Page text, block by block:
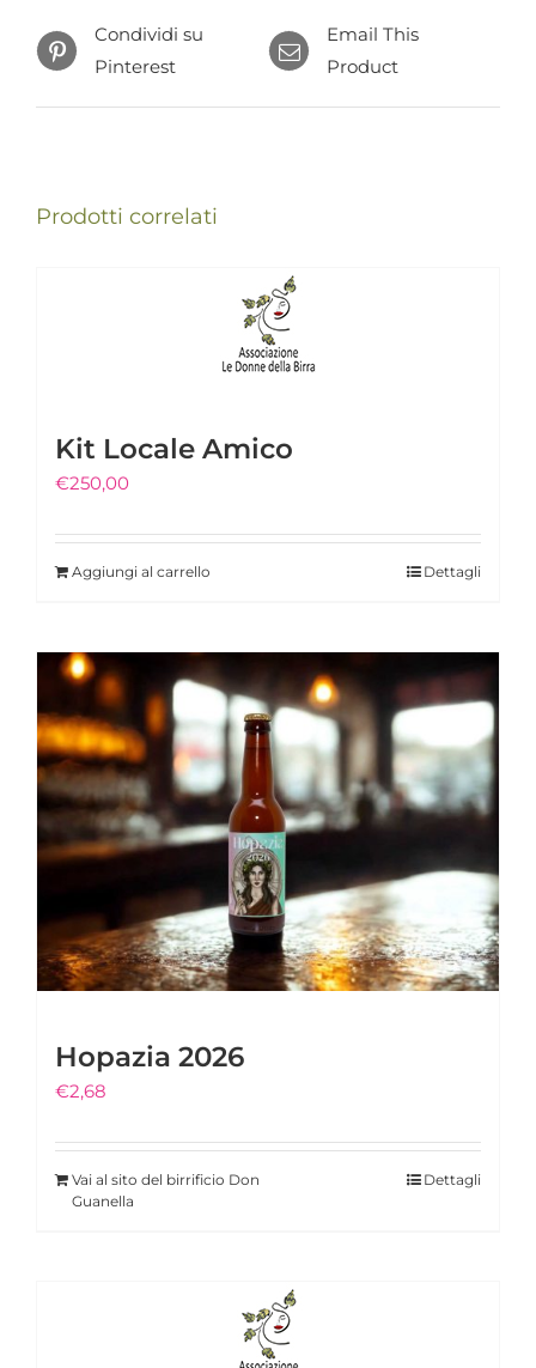
Condividi su
Pinterest
Email This
Product
Prodotti correlati
Kit Locale Amico
€250,00
Aggiungi al carrello Dettagli
Hopazia 2026
€2,68
Vai al sito del birrificio Don
Guanella
Dettagli